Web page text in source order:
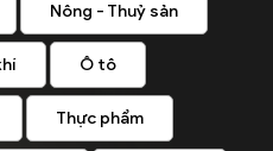
Nông - Thuỷ sản
Ô tô
Thực phẩm